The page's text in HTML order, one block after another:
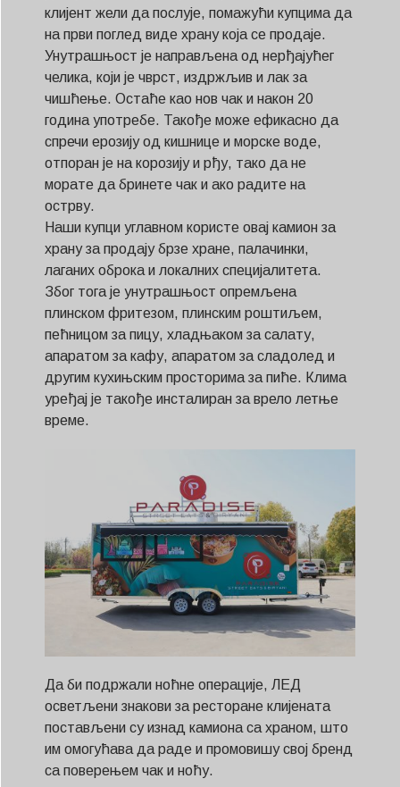
клијент жели да послује, помажући купцима да
на први поглед виде храну која се продаје.
Унутрашњост је направљена од нерђајућег
челика, који је чврст, издржљив и лак за
чишћење. Остаће као нов чак и након 20
година употребе. Такође може ефикасно да
спречи ерозију од кишнице и морске воде,
отпоран је на корозију и рђу, тако да не
морате да бринете чак и ако радите на
острву.
Наши купци углавном користе овај камион за
храну за продају брзе хране, палачинки,
лаганих оброка и локалних специјалитета.
Због тога је унутрашњост опремљена
плинском фритезом, плинским роштиљем,
пећницом за пицу, хладњаком за салату,
апаратом за кафу, апаратом за сладолед и
другим кухињским просторима за пиће. Клима
уређај је такође инсталиран за врело летње
време.
Да би подржали ноћне операције, ЛЕД
осветљени знакови за ресторане клијената
постављени су изнад камиона са храном, што
им омогућава да раде и промовишу свој бренд
са поверењем чак и ноћу.